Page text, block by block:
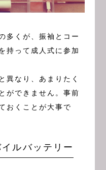
多くが、振袖とコー
持って成人式に参加
異なり、あまりたく
ができません。事前
おくことが大事で
ルバッテリー